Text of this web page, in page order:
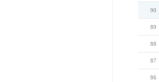
90
89
88
87
86